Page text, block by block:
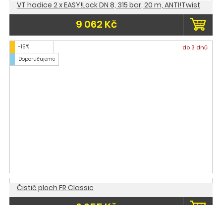
VT hadice 2 x EASY!Lock DN 8, 315 bar, 20 m, ANTI!Twist
9 062 Kč
-15 %
Doporučujeme
do 3 dnů
Čistič ploch FR Classic